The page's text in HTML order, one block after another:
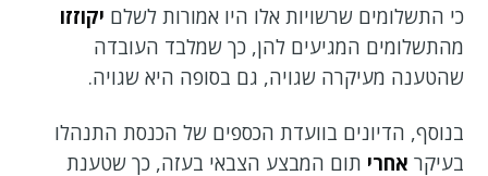
כי התשלומים שרשויות אלו היו אמורות לשלם יקוזזו
מהתשלומים המגיעים להן, כך שמלבד העובדה
שהטענה מעיקרה שגויה, גם בסופה היא שגויה.
בנוסף, הדיונים בוועדת הכספים של הכנסת התנהלו
בעיקר אחרי תום המבצע הצבאי בעזה, כך שטענת